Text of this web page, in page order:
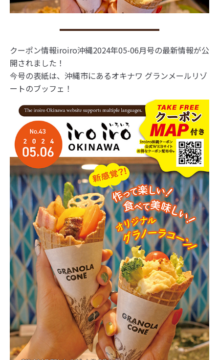
クーポン情報iroiro沖縄2024年05-06月号の最新情報が公
開されました！
今号の表紙は、沖縄市にあるオキナワ グランメールリゾ
ートのブッフェ！